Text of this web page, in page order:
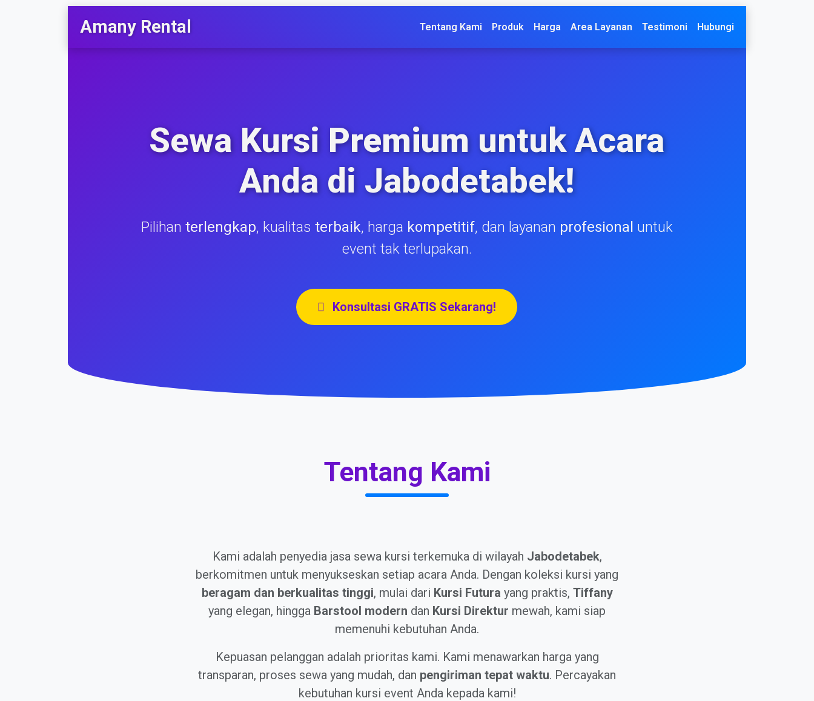
Amany Rental Tentang Kami Produk Harga Area Layanan Testimoni Hubungi
Sewa Kursi Premiumuntuk Acara
Anda di Jabodetabek!
Pilihan terlengkap, kualitas terbaik, harga kompetitif, dan layanan profesional untuk
event tak terlupakan.
Konsultasi GRATIS Sekarang!
Tentang Kami
Kami adalah penyedia jasa sewa kursi terkemuka di wilayah Jabodetabek,
berkomitmen untuk menyukseskan setiap acara Anda. Dengan koleksi kursi yang
beragam dan berkualitas tinggi, mulai dari Kursi Futura yang praktis, Tiffany
yang elegan, hingga Barstool modern dan Kursi Direktur mewah, kami siap
memenuhi kebutuhan Anda.
Kepuasan pelanggan adalah prioritas kami. Kami menawarkan harga yang
transparan, proses sewa yang mudah, dan pengiriman tepat waktu. Percayakan
kebutuhan kursi event Anda kepada kami!